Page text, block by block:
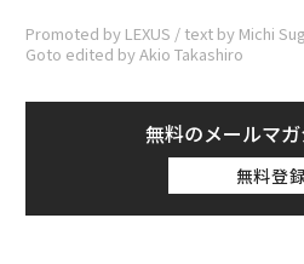
Promoted by LEXUS / text by Michi
Goto edited by Akio Takashiro
無料のメールマ
無料登